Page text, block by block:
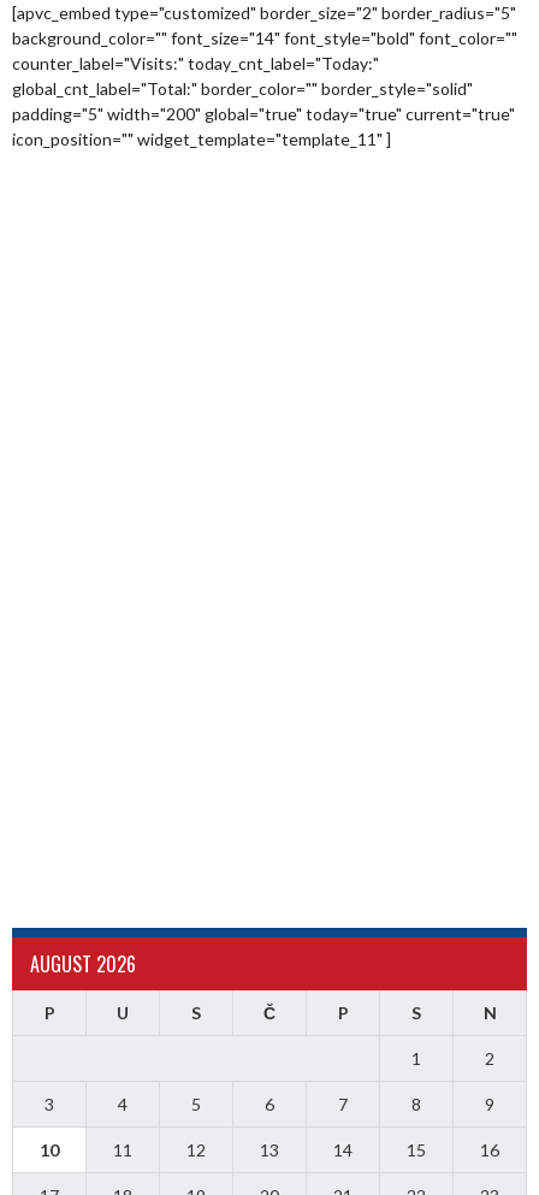
[apvc_embed type="customized" border_size="2" border_radius="5"
background_color="" font_size="14" font_style="bold" font_color=""
counter_label="Visits:" today_cnt_label="Today:"
global_cnt_label="Total:" border_color="" border_style="solid"
padding="5" width="200" global="true" today="true" current="true"
icon_position="" widget_template="template_11" ]
AUGUST 2026
P U S Č P S N
1 2
3 4 5 6 7 8 9
10 11 12 13 14 15 16